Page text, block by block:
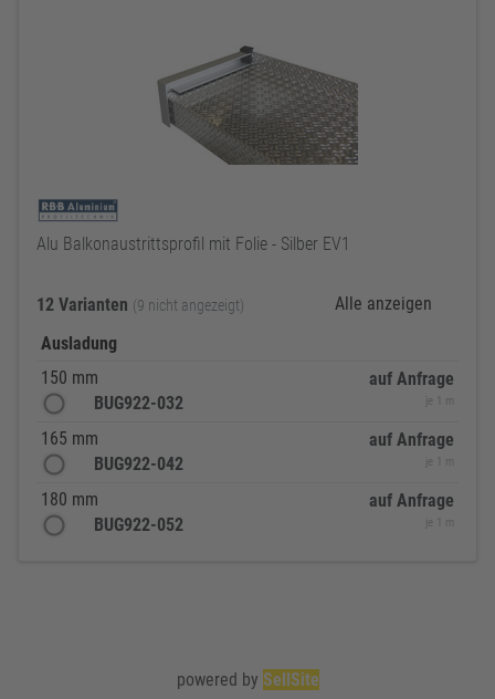
Alu Balkonaustrittsprofil mit Folie - Silber EV1
12 Varianten (9 nicht angezeigt)
Alle anzeigen
Ausladung
150 mm
BUG922-032
auf Anfrage
je 1 m
165 mm
BUG922-042
auf Anfrage
je 1 m
180 mm
BUG922-052
auf Anfrage
je 1 m
powered by SellSite